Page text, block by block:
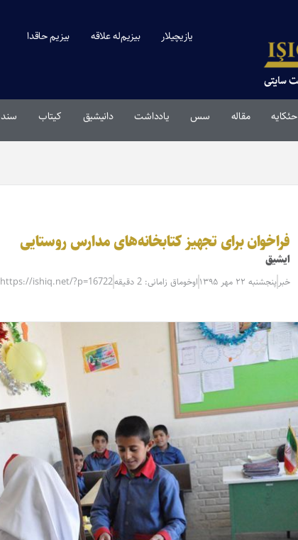
یازیچیلار بیزیم‌له علاقه بیزیم حاقدا
حئکایه مقاله‌ سس یادداشت دانیشیق کیتاب سند
فراخوان برای تجهیز کتابخانه‌های مدارس روستایی
ایشیق
خبر پنجشنبه ۲۲ مهر ۱۳۹۵ اوخوماق زامانی: 2 دقیقه https://ishiq.net/?p=16722